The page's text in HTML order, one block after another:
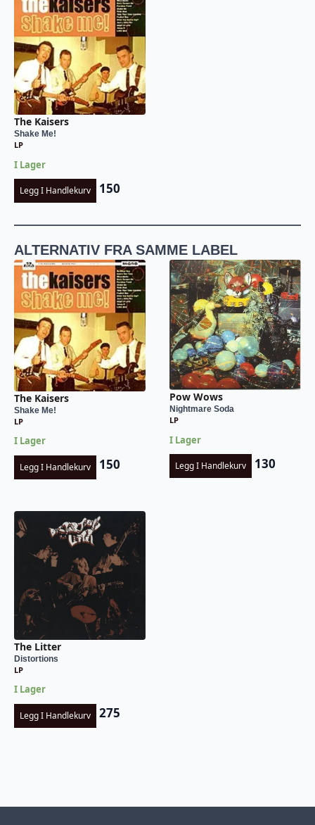
The Kaisers
Shake Me!
LP
I Lager
Legg I Handlekurv 150
ALTERNATIV FRA SAMME LABEL
The Kaisers
Shake Me!
LP
I Lager
Legg I Handlekurv 150
Pow Wows
Nightmare Soda
LP
I Lager
Legg I Handlekurv 130
The Litter
Distortions
LP
I Lager
Legg I Handlekurv 275